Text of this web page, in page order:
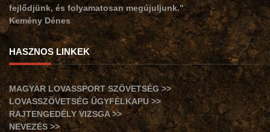
fejlődjünk, és folyamatosan megújuljunk."
Kemény Dénes
HASZNOS LINKEK
MAGYAR LOVASSPORT SZÖVETSÉG >>
LOVASSZÖVETSÉG ÜGYFÉLKAPU >>
RAJTENGEDÉLY VIZSGA >>
NEVEZÉS >>